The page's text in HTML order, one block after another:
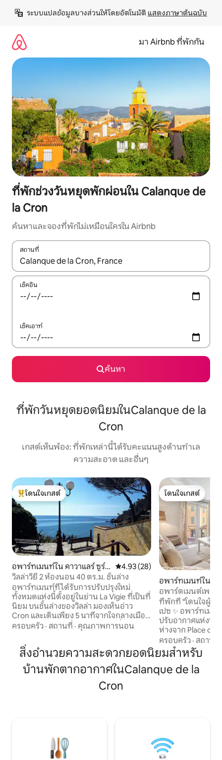
เนื้อหา
ระบบแปลข้อมูลบางส่วนให้โดยอัตโนมัติ แสดงภาษาต้นฉบับ
มา Airbnb ที่พักกัน
ที่พักช่วงวันหยุดพักผ่อนใน Calanque de
la Cron
ค้นหาและจองที่พักไม่เหมือนใครใน Airbnb
สถานที่
ใช้ลูกศรขึ้นลง หรือใช้การสัมผัสหรือปัด เพื่อสำรวจผลการค้นหา
เช็คอิน
เช็คเอาท์
ค้นหา
ที่พักวันหยุดยอดนิยมในCalanque de la
Cron
เกสต์เห็นพ้อง: ที่พักเหล่านี้ได้รับคะแนนสูงด้านทำเล
ความสะอาด และอื่นๆ
โดนใจเกสต์ที่สุด
โดนใจเกสต์
อพาร์ทเมนท์ใน คาวาแลร์ ซูร์ แ
มร์
คะแนนเฉลี่ย 4.93 จาก 5, 28 รีวิว
4.93 (28)
วิลล่าวิยี 2 ห้องนอน 40 ตร.ม. ชั้นล่าง
อพาร์ทเมนท์ที่ได้รับการปรับปรุงใหม่
ทั้งหมดแห่งนี้ตั้งอยู่ในย่าน La Vigie ที่เป็นที่
นิยม บนชั้นล่างของวิลล่า มองเห็นอ่าว
Cron และเดินเพียง 5 นาทีจากใจกลางเมือง
และท่าเรือ ประกอบด้วยห้องครัวที่มี
อุปกรณ์ครบครันซึ่งเปิดไปยังห้องนั่งเล่น 1
ห้องนอนพร้อมเตียงคู่ขนาด 140 x 190 ซม.
1 ห้องนอนพร้อมเตียงเดี่ยว 2 เตียงขนาด
80 x 190 ซม. 1 ห้องอาบน้ำฝักบัวและห้อง
สุขาแยกต่างหาก และพื้นที่กลางแจ้งส่วน
ตัว ที่จอดรถ เช่าอย่างน้อย 7 คืนในช่วงฤดู
ครอบครัว · สถานที่ · คุณภาพการนอน
โดนใจเกสต์
โดนใจเกสต์
อพาร์ทเมนท์ใน
อพาร์ตเมนต์เพลส
ที่พักที่ “โดนใจผู้เข้
เปซ ✨ อพาร์ทเมนท์ที่สวยงามและมีเครื่อง
ปรับอากาศแห่งนี้ตั้
ห่างจาก Place des
เหมาะสำหรับการ
เพื่อนฝูง ห้องนั่งเล่นที่สว่าง ห้องครัวแบบ
เปิดพร้อมอุปกรณ์
สะดวกสบายพร้อ
อาบน้ำฝักบัวแบบว
ครอบครัว · สถานที่
สิ่งอำนวยความสะดวกยอดนิยมสำหรับ
บ้านพักตากอากาศในCalanque de la
Cron